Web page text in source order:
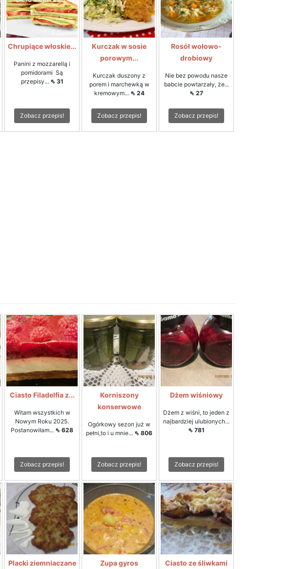
Chrupiące włoskie...
Panini z mozzarellą i
pomidorami Są
przepisy... ⇖ 31
Zobacz przepis!
Kurczak w sosie
porowym...
Kurczak duszony z
porem i marchewką w
kremowym... ⇖ 24
Zobacz przepis!
Rosół wołowo-
drobiowy
Nie bez powodu nasze
babcie powtarzały, że...
⇖ 27
Zobacz przepis!
Ciasto Filadelfia z...
Witam wszystkich w
Nowym Roku 2025.
Postanowiłam... ⇖ 628
Zobacz przepis!
Korniszony
konserwowe
Ogórkowy sezon już w
pełni,to i u mnie... ⇖ 806
Zobacz przepis!
Dżem wiśniowy
Dżem z wiśni, to jeden z
najbardziej ulubionych...
⇖ 781
Zobacz przepis!
Placki ziemniaczane
Zupa gyros
Ciasto ze śliwkami